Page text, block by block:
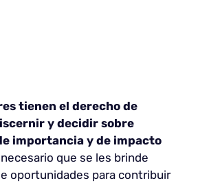
tienen el derecho de
y decidir sobre
importancia y de impacto
necesario que se les brinde
oportunidades para contribuir